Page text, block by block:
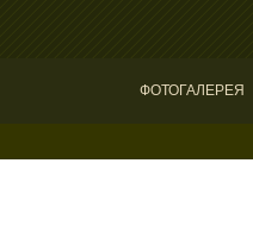
ФОТОГАЛЕРЕЯ